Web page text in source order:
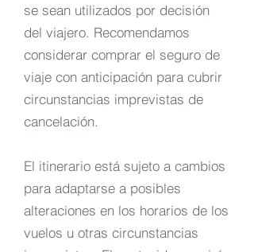
se sean utilizados por decisión
del viajero. Recomendamos
considerar comprar el seguro de
viaje con anticipación para cubrir
circunstancias imprevistas de
cancelación.
El itinerario está sujeto a cambios
para adaptarse a posibles
alteraciones en los horarios de los
vuelos u otras circunstancias